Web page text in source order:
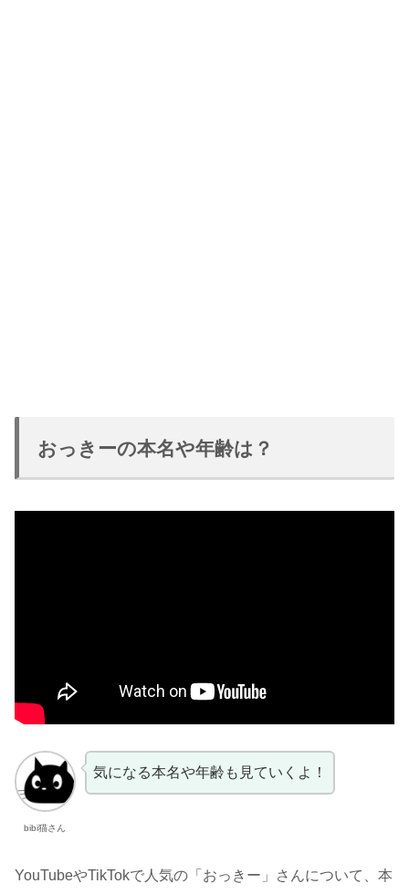
おっきーの本名や年齢は？
bibi猫さん
気になる本名や年齢も見ていくよ！
YouTubeやTikTokで人気の「おっきー」さんについて、本